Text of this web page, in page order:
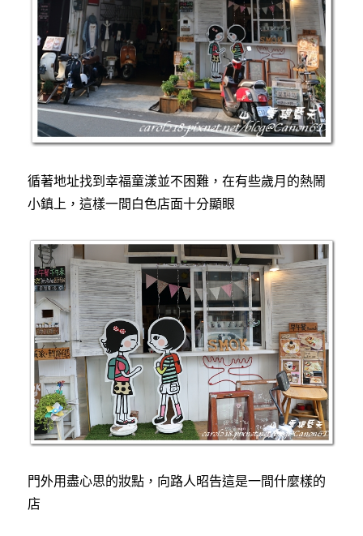
循著地址找到幸福童漾並不困難，在有些歲月的熱鬧
小鎮上，這樣一間白色店面十分顯眼
門外用盡心思的妝點，向路人昭告這是一間什麼樣的
店